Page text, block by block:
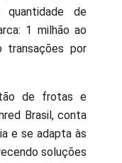
quantidade de
1 milhão ao
transações por
de frotas e
Brasil, conta
e se adapta às
soluções